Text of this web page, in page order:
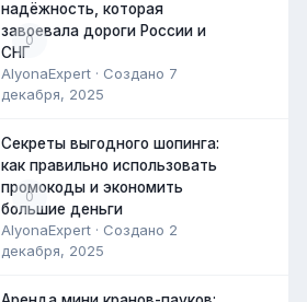
0
надёжность, которая
завоевала дороги России и
СНГ
AlyonaExpert · Создано 7
декабря, 2025
0
Секреты выгодного шопинга:
как правильно использовать
промокоды и экономить
большие деньги
AlyonaExpert · Создано 2
декабря, 2025